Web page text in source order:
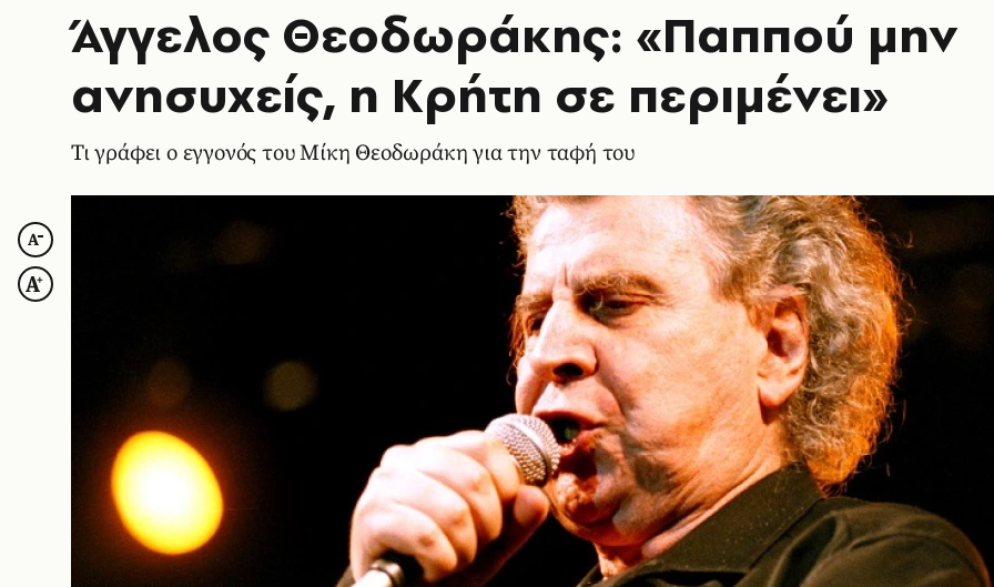
Άγγελος Θεοδωράκης: «Παππού μην
ανησυχείς, η Κρήτη σε περιμένει»
Τι γράφει ο εγγονός του Μίκη Θεοδωράκη για την ταφή του